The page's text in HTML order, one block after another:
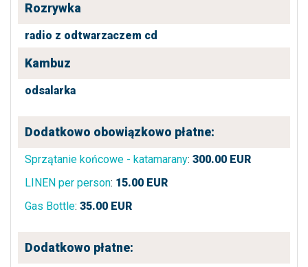
Rozrywka
radio z odtwarzaczem cd
Kambuz
odsalarka
Dodatkowo obowiązkowo płatne:
Sprzątanie końcowe - katamarany: 300.00 EUR
LINEN per person: 15.00 EUR
Gas Bottle: 35.00 EUR
Dodatkowo płatne: